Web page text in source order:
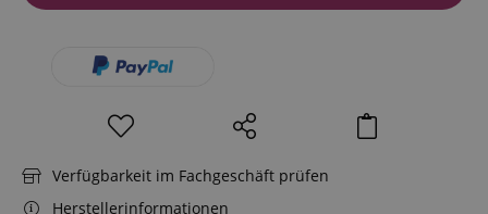
Verfügbarkeit im Fachgeschäft prüfen
Herstellerinformationen